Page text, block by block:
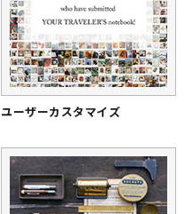
ユーザーカスタマイズ